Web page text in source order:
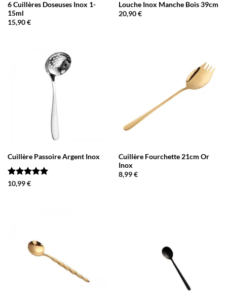
6 Cuillères Doseuses Inox 1-
15ml
15,90€
Louche Inox Manche Bois 39cm
20,90€
Cuillère Passoire Argent Inox
Note5
10,99€
Cuillère Fourchette 21cm Or
Inox
8,99€